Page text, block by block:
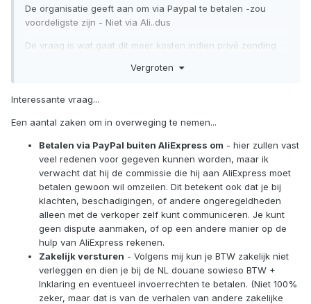
De organisatie geeft aan om via Paypal te betalen -zou
voordeligste zijn - Niet via Ali..dus
De vraag is wat gaat dit meer kosten indien privé zending
Is het een optie dit als zakelijke zending te laten versturen?
verlegd en wat kost dit aan invoer etc…
We zijn een beetje aan het puzzelen wat het
aantrekkelijkste is.
Kijk uit naar uw feedback
Met vriendelijke groeten,
Paul
Vergroten
Interessante vraag...
Een aantal zaken om in overweging te nemen...
Betalen via PayPal buiten AliExpress om - hier zullen vast
veel redenen voor gegeven kunnen worden, maar ik
verwacht dat hij de commissie die hij aan AliExpress moet
betalen gewoon wil omzeilen. Dit betekent ook dat je bij
klachten, beschadigingen, of andere ongeregeldheden
alleen met de verkoper zelf kunt communiceren. Je kunt
geen dispute aanmaken, of op een andere manier op de
hulp van AliExpress rekenen.
Zakelijk versturen - Volgens mij kun je BTW zakelijk niet
verleggen en dien je bij de NL douane sowieso BTW +
Inklaring en eventueel invoerrechten te betalen. (Niet 100%
zeker, maar dat is van de verhalen van andere zakelijke